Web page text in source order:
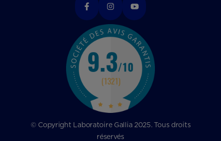
© Copyright Laboratoire Gallia 2025. Tous droits
réservés